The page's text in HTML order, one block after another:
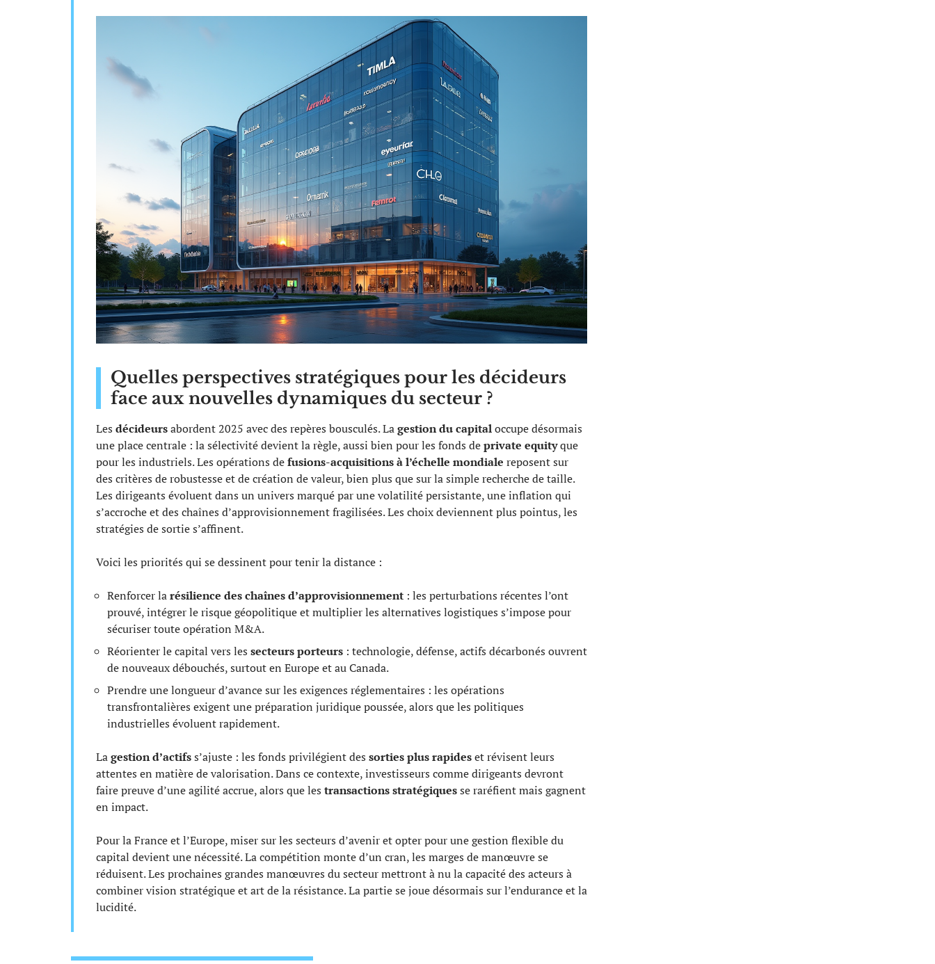
Quelles perspectives stratégiques pour les décideurs
face aux nouvelles dynamiques du secteur ?
Les décideursabordent 2025 avec des repères bousculés. Lagestion du capitaloccupe désormais
une place centrale : la sélectivité devient la règle, aussi bien pour les fonds deprivate equityque
pour les industriels. Les opérations defusions-acquisitions à l’échelle mondiale reposent sur
des critères de robustesse et de création de valeur, bien plus que sur la simple recherche de taille.
Les dirigeants évoluent dans un univers marqué par une volatilité persistante, une inflation qui
s’accroche et des chaînes d’approvisionnement fragilisées. Les choix deviennent plus pointus, les
stratégies de sortie s’affinent.
Voici les priorités qui se dessinent pour tenir la distance :
Renforcer larésilience des chaînes d’approvisionnement : les perturbations récentes l’ont
prouvé, intégrer le risque géopolitique et multiplier les alternatives logistiques s’impose pour
sécuriser toute opération M&A.
Réorienter le capital vers les secteurs porteurs : technologie, défense, actifs décarbonés ouvrent
de nouveaux débouchés, surtout en Europe et au Canada.
Prendre une longueur d’avance sur les exigences réglementaires : les opérations
transfrontalières exigent une préparation juridique poussée, alors que les politiques
industrielles évoluent rapidement.
Lagestion d’actifss’ajuste : les fonds privilégient des sorties plus rapideset révisent leurs
attentes en matière de valorisation. Dans ce contexte, investisseurs comme dirigeants devront
faire preuve d’une agilité accrue, alors que les transactions stratégiquesse raréfient mais gagnent
en impact.
Pour la France et l’Europe, miser sur les secteurs d’avenir et opter pour une gestion flexible du
capital devient une nécessité. La compétition monte d’un cran, les marges de manœuvre se
réduisent. Les prochaines grandes manœuvres du secteur mettront à nu la capacité des acteurs à
combiner vision stratégique et art de la résistance. La partie se joue désormais sur l’endurance et la
lucidité.